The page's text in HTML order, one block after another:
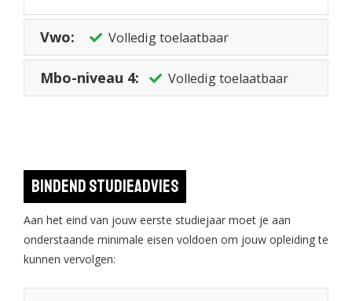
Vwo: Volledig toelaatbaar
Mbo-niveau 4: Volledig toelaatbaar
Bindend studieadvies
Aan het eind van jouw eerste studiejaar moet je aan
onderstaande minimale eisen voldoen om jouw opleiding te
kunnen vervolgen: